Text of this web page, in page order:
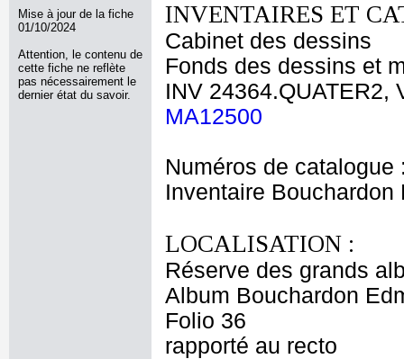
Mise à jour de la fiche
01/10/2024
Attention, le contenu de
cette fiche ne reflète
pas nécessairement le
dernier état du savoir.
INVENTAIRES ET
Cabinet des dessins
Fonds des dessins et
INV 24364.QUATER2,
MA12500
Numéros de catalogue
Inventaire Bouchardon
LOCALISATION :
Réserve des grands
Album Bouchardon
Folio 36
rapporté au recto